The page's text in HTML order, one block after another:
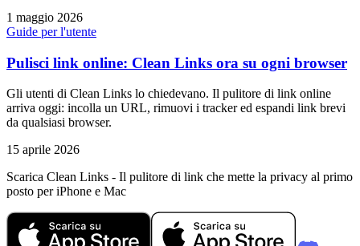
1 maggio 2026
Guide per l'utente
Pulisci link online: Clean Links ora su ogni browser
Gli utenti di Clean Links lo chiedevano. Il pulitore di link online
arriva oggi: incolla un URL, rimuovi i tracker ed espandi link brevi
da qualsiasi browser.
15 aprile 2026
Scarica Clean Links - Il pulitore di link che mette la privacy al primo
posto per iPhone e Mac